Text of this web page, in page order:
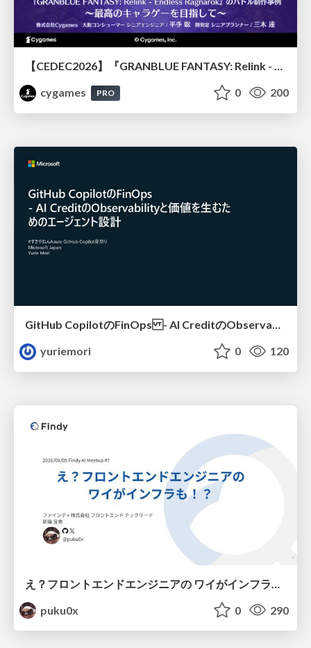
cygames
PRO 0 200
GitHub CopilotのFinOps - AI CreditのObservabilityと価値を生むためのエージェント設計
yuriemori
0 120
puku0x
0 290